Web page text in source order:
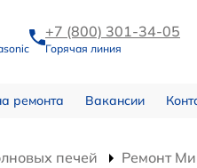
+7 (800) 301-34-05
Горячая линия
ремонта Вакансии
печей
Ремонт